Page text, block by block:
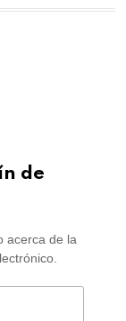
de
acerca de la